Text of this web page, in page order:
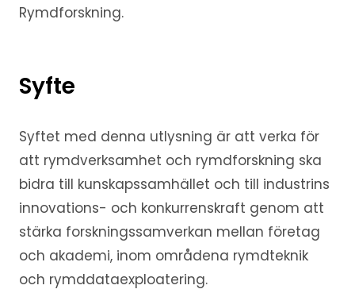
Rymdforskning.
Syfte
Syftet med denna utlysning är att verka för
att rymdverksamhet och rymdforskning ska
bidra till kunskapssamhället och till industrins
innovations- och konkurrenskraft genom att
stärka forskningssamverkan mellan företag
och akademi, inom områdena rymdteknik
och rymddataexploatering.